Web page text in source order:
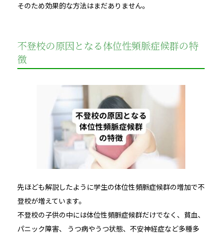
そのため効果的な方法はまだありません。
不登校の原因となる体位性頻脈症候群の特
徴
先ほども解説したように学生の体位性頻脈症候群の増加で不
登校が増えています。
不登校の子供の中には体位性頻脈症候群だけでなく、貧血、
パニック障害、 うつ病やうつ状態、不安神経症など多種多